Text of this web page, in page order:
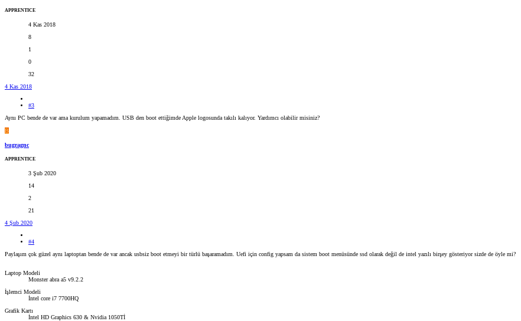
APPRENTICE
4 Kas 2018
8
1
0
32
4 Kas 2018
#3
Aynı PC bende de var ama kurulum yapamadım. USB den boot ettiğimde Apple logosunda takılı kalıyor. Yardımcı olabilir misiniz?
B
bugragnc
APPRENTICE
3 Şub 2020
14
2
21
4 Şub 2020
#4
Paylaşım çok güzel aynı laptoptan bende de var ancak usbsiz boot etmeyi bir türlü başaramadım. Uefi için config yapsam da sistem boot menüsünde ssd olarak değil de intel yazılı birşey gösteriyor sizde de öyle mi?
Laptop Modeli
Monster abra a5 v9.2.2
İşlemci Modeli
İntel core i7 7700HQ
Grafik Kartı
İntel HD Graphics 630 & Nvidia 1050Tİ